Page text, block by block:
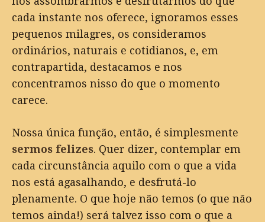
cada instante nos oferece, ignoramos esses
pequenos milagres, os consideramos
ordinários, naturais e cotidianos, e, em
contrapartida, destacamos e nos
concentramos nisso do que o momento
carece.
Nossa única função, então, é simplesmente
sermos felizes. Quer dizer, contemplar em
cada circunstância aquilo com o que a vida
nos está agasalhando, e desfrutá-lo
plenamente. O que hoje não temos (o que não
temos ainda!) será talvez isso com o que a